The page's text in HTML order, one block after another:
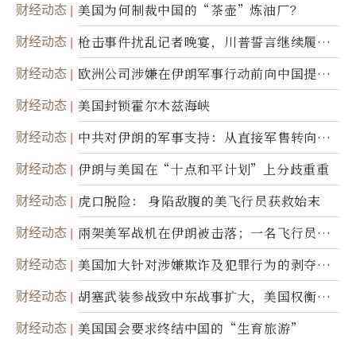
财经动态 美国为何制裁中国的“茶壶”炼油厂？
财经动态
枪击事件扰乱记者晚宴，川普誓言继续履行
职责
财经动态
欧洲公司涉嫌在伊朗军事行动前向中国提供
美军基地的卫星图像
财经动态 美国封锁霍尔木兹海峡
财经动态
中共对伊朗的军事支持：从直接军售转向间
接技术转让
财经动态 伊朗与美国在“十点和平计划”上分歧重重
财经动态 虎口脱险： 身陷敌腹的美飞行员获救始末
财经动态
兩架美军战机在伊朗被击落；一名飞行员失
踪
财经动态
美国加大针对涉嫌欺诈及犯罪行为的剥夺公
民权力度
财经动态
胡塞武装参战致中东战事扩大，美国权衡地
面入侵的可能性
财经动态 美国国会要求终结中国的“生育旅游”